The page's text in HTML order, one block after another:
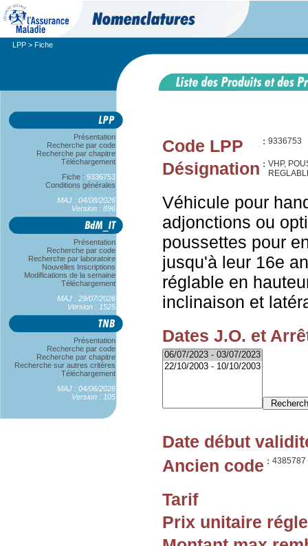
LPP > Fiche
Présentation
Recherche par code
Recherche par chapitre
Téléchargement
Fiche : 9336753
Conditions générales
MAJ : 04/08/2026
Version : 896
Présentation
Recherche par code
Recherche par laboratoire
Nouvelles Inscriptions
Modifications de la semaine
Téléchargement
MAJ : 29/07/2026
Version : 1525
Présentation
Recherche par code
Recherche par chapitre
Recherche sur autres critères
Téléchargement
MAJ : 04/06/2026
Version : 105
Code LPP : 9336753
Désignation : VHP,
Véhicule pour
adjonctions ou
poussettes pour
jusqu'à leur 16e
réglable en
inclinaison et
Dates J.O. et
Date début
Ancien code : 4385787
Tarif
Prix unitaire